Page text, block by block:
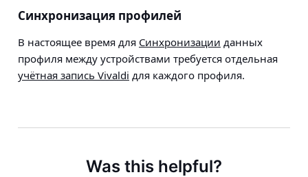
Синхронизация профилей
В настоящее время для Синхронизации данных
профиля между устройствами требуется отдельная
учётная запись Vivaldi для каждого профиля.
Was this helpful?